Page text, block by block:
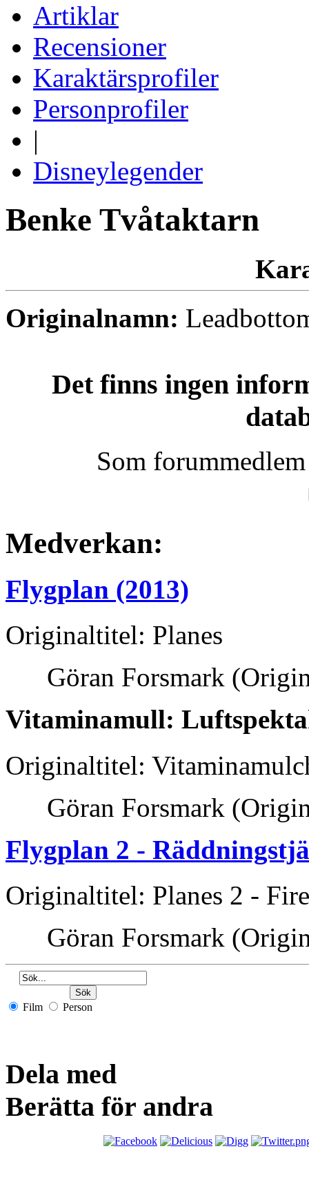
Artiklar
Recensioner
Karaktärsprofiler
Personprofiler
|
Disneylegender
Benke Tvåtaktarn
Originalnamn:
Det finns ingen
Som
Medverkan:
Flygplan (2013)
Originaltitel: Planes
Göran Forsmark
Vitaminamull:
Originaltitel:
Göran Forsmark
Flygplan 2 -
Originaltitel: Planes 2 -
Göran Forsmark
Film Person
Dela med
Berätta för andra